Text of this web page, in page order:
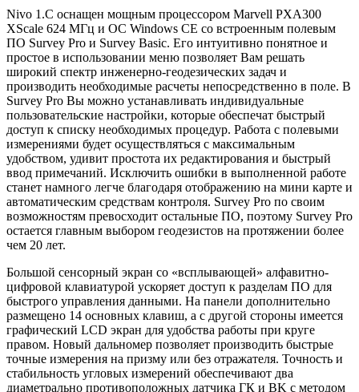
Nivo 1.C оснащен мощным процессором Marvell PXA300
XScale 624 МГц и ОС Windows CE со встроенным полевым
ПО Survey Pro и Survey Basic. Его интуитивно понятное и
простое в использовании меню позволяет Вам решать
широкий спектр инженерно-геодезических задач и
производить необходимые расчеты непосредственно в поле. В
Survey Pro Вы можно устанавливать индивидуальные
пользовательские настройки, которые обеспечат быстрый
доступ к списку необходимых процедур. Работа с полевыми
измерениями будет осуществляться с максимальным
удобством, удивит простота их редактирования и быстрый
ввод примечаний. Исключить ошибки в выполненной работе
станет намного легче благодаря отображению на мини карте и
автоматическим средствам контроля. Survey Pro по своим
возможностям превосходит остальные ПО, поэтому Survey Pro
остается главным выбором геодезистов на протяжении более
чем 20 лет.
Большой сенсорный экран со «всплывающей» алфавитно-
цифровой клавиатурой ускоряет доступ к разделам ПО для
быстрого управления данными. На панели дополнительно
размещено 14 основных клавиш, а с другой стороны имеется
графический LCD экран для удобства работы при круге
правом. Новый дальномер позволяет производить быстрые
точные измерения на призму или без отражателя. Точность и
стабильность угловых измерений обеспечивают два
диаметрально противоположных датчика ГК и ВK с методом